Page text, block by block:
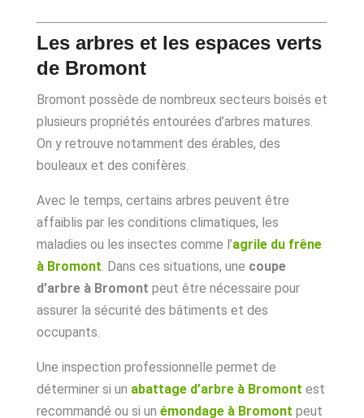
Les arbres et les espaces verts
de Bromont
Bromont possède de nombreux secteurs boisés et
plusieurs propriétés entourées d’arbres matures.
On y retrouve notamment des érables, des
bouleaux et des conifères.
Avec le temps, certains arbres peuvent être
affaiblis par les conditions climatiques, les
maladies ou les insectes comme l’agrile du frêne
à Bromont. Dans ces situations, une coupe
d’arbre à Bromont peut être nécessaire pour
assurer la sécurité des bâtiments et des
occupants.
Une inspection professionnelle permet de
déterminer si un abattage d’arbre à Bromont est
recommandé ou si un émondage à Bromont peut